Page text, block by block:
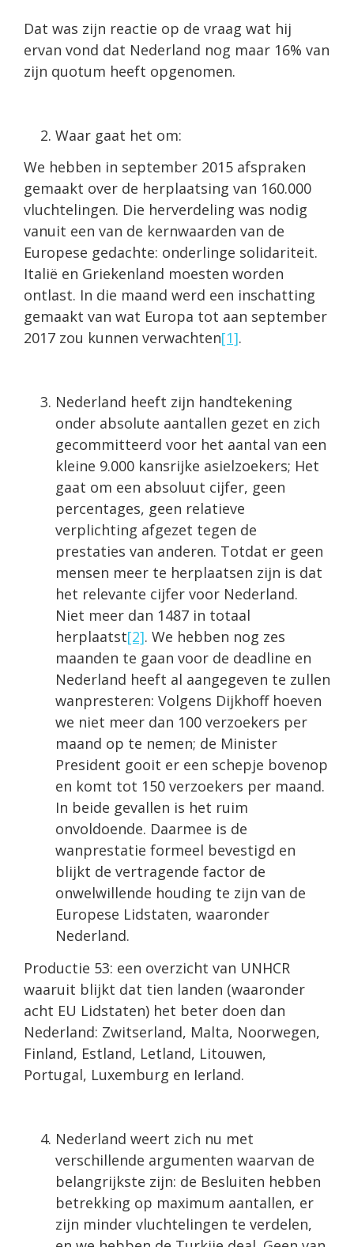
Dat was zijn reactie op de vraag wat hij
ervan vond dat Nederland nog maar 16% van
zijn quotum heeft opgenomen.
Waar gaat het om:
We hebben in september 2015 afspraken
gemaakt over de herplaatsing van 160.000
vluchtelingen. Die herverdeling was nodig
vanuit een van de kernwaarden van de
Europese gedachte: onderlinge solidariteit.
Italië en Griekenland moesten worden
ontlast. In die maand werd een inschatting
gemaakt van wat Europa tot aan september
2017 zou kunnen verwachten[1].
Nederland heeft zijn handtekening
onder absolute aantallen gezet en zich
gecommitteerd voor het aantal van een
kleine 9.000 kansrijke asielzoekers; Het
gaat om een absoluut cijfer, geen
percentages, geen relatieve
verplichting afgezet tegen de
prestaties van anderen. Totdat er geen
mensen meer te herplaatsen zijn is dat
het relevante cijfer voor Nederland.
Niet meer dan 1487 in totaal
herplaatst[2]. We hebben nog zes
maanden te gaan voor de deadline en
Nederland heeft al aan­gegeven te zullen
wanpresteren: Volgens Dijkhoff hoeven
we niet meer dan 100 verzoekers per
maand op te nemen; de Minister
President gooit er een schepje bovenop
en komt tot 150 verzoekers per maand.
In beide gevallen is het ruim
onvoldoende. Daarmee is de
wanprestatie formeel bevestigd en
blijkt de vertragende factor de
onwelwillende houding te zijn van de
Europese Lidstaten, waaronder
Nederland.
Productie 53: een overzicht van UNHCR
waaruit blijkt dat tien landen (waaronder
acht EU Lidstaten) het beter doen dan
Nederland: Zwitserland, Malta, Noorwegen,
Finland, Estland, Letland, Litouwen,
Portugal, Luxemburg en Ierland.
Nederland weert zich nu met
verschillende argumenten waarvan de
belangrijkste zijn: de Besluiten hebben
betrekking op maximum aantallen, er
zijn minder vluchtelingen te verdelen,